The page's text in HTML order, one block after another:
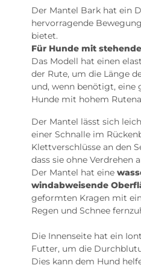
Der Mantel Bark hat ein
hervorragende
bietet.
Für Hunde mit
Das Modell hat einen
der Rute, um die Länge
und, wenn benötigt, eine
Hunde mit hohem
Der Mantel lässt sich
einer Schnalle im
Klettverschlüsse an den
dass sie ohne Verdrehen
Der Mantel hat eine
windabweisende
geformten Kragen mit
Regen und Schnee
Die Innenseite hat ein
Futter, um die
Dies kann dem Hund